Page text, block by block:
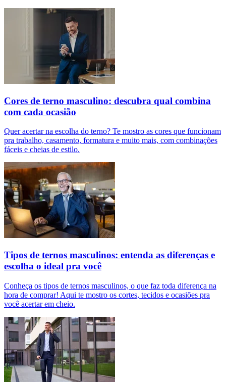
Cores de terno masculino: descubra qual combina
com cada ocasião
Quer acertar na escolha do terno? Te mostro as cores que funcionam
pra trabalho, casamento, formatura e muito mais, com combinações
fáceis e cheias de estilo.
Tipos de ternos masculinos: entenda as diferenças e
escolha o ideal pra você
Conheça os tipos de ternos masculinos, o que faz toda diferença na
hora de comprar! Aqui te mostro os cortes, tecidos e ocasiões pra
você acertar em cheio.